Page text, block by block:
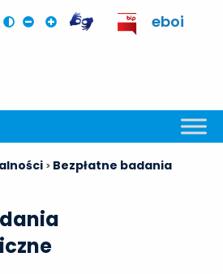
eboi
> Bezpłatne badania